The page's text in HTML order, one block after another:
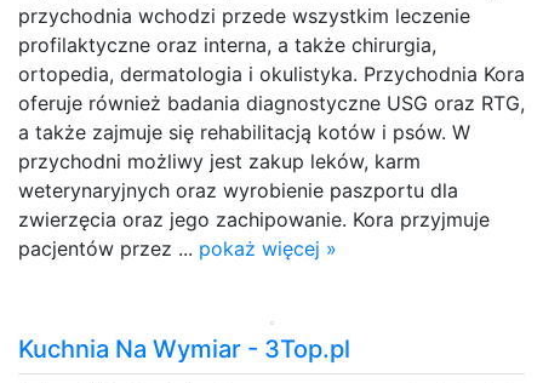
przychodnia wchodzi przede wszystkim leczenie
profilaktyczne oraz interna, a także chirurgia,
ortopedia, dermatologia i okulistyka. Przychodnia Kora
oferuje również badania diagnostyczne USG oraz RTG,
a także zajmuje się rehabilitacją kotów i psów. W
przychodni możliwy jest zakup leków, karm
weterynaryjnych oraz wyrobienie paszportu dla
zwierzęcia oraz jego zachipowanie. Kora przyjmuje
pacjentów przez ... pokaż więcej »
Kuchnia Na Wymiar - 3Top.pl